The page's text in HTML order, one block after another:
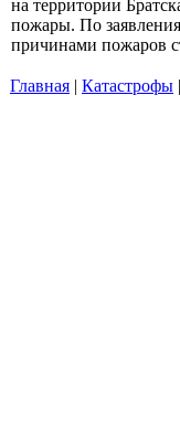
на территории
пожары. По
причинами пожаров
Главная | Катастрофы |